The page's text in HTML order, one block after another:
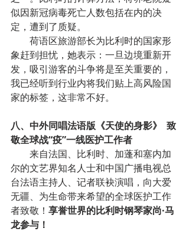
似因新冠病毒死亡人数包括在内的决
定，遭到了质疑。
荷语区旅游部长为比利时的国家形
象赶到担忧，她表示：一旦边境重新开
发，吸引游客的斗争将是至关重要的，
我已经听到行业内将我们贴上高风险国
家的标签，这非常不好。
八、中外同唱法语版《天使的身影》  致
敬全球战“疫”一线医护工作者
来自法国、比利时、加蓬和塞内加
尔的文艺界知名人士和中国广播电视总
台法语主持人、记者联袂演唱，向大爱
无疆、为生命带来希望的全球医护工作
者致敬！ 享誉世界的比利时钢琴家尚·马
龙参与！